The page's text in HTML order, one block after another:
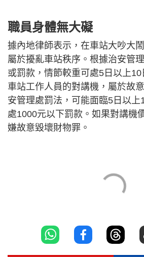
職員身體無大礙
據內地律師表示，在車站大吵大
屬於擾亂車站秩序。根據治安管
或罰款，情節較重可處5日以上
車站工作人員的對講機，屬於故
安管理處罰法，可能面臨5日以上
處1000元以下罰款。如果對講機
嫌故意毀壞財物罪。